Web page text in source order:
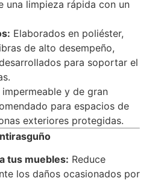
una limpieza rápida con un
Elaborados en poliéster,
de alto desempeño,
para soportar el
y de gran
para espacios de
exteriores protegidas.
tus muebles: Reduce
los daños ocasionados por